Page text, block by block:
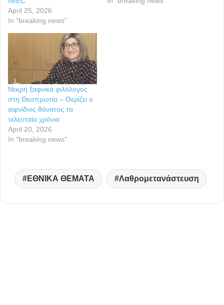
April 25, 2026
In "breaking news"
Νεκρή ξαφνικά φιλόλογος
στη Θεσπρωτία – Θερίζει ο
αιφνίδιος θάνατος τα
τελευταία χρόνια
April 20, 2026
In "breaking news"
ΕΘΝΙΚΑ ΘΕΜΑΤΑ Λαθρομετανάστευση